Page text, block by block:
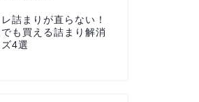
レ詰まりが直らない！
も買える詰まり解消
4選